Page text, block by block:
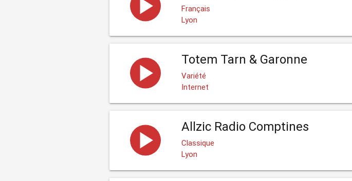
Français
Lyon
Totem Tarn & Garonne
Variété
Internet
Allzic Radio Comptines
Classique
Lyon